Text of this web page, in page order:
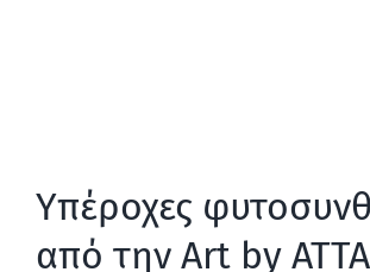
Υπέροχες
από την Art by